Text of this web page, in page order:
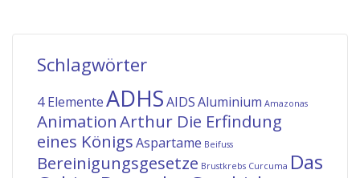
Schlagwörter
4 ElementeADHSAIDSAluminium Amazonas
AnimationArthur Die Erfindung
eines KönigsAspartame Beifuss
Bereinigungsgesetze Brustkrebs Curcuma Das